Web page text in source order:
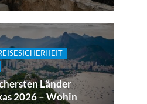
Länder
2026 – Wohin